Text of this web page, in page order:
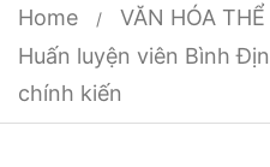
Home
VĂN HÓA
Huấn luyện viên Bình
chính kiến